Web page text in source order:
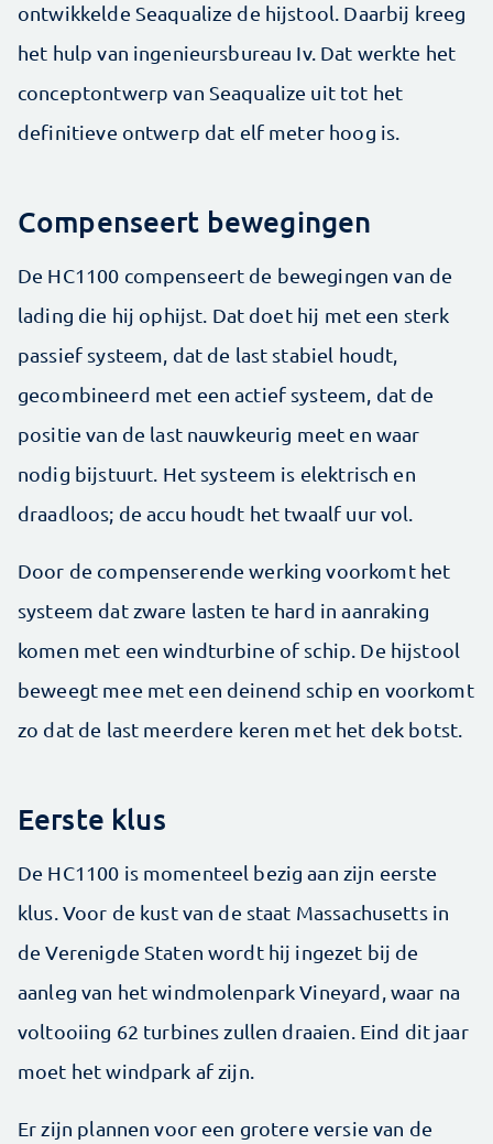
ontwikkelde Seaqualize de hijstool. Daarbij kreeg
het hulp van ingenieursbureau Iv. Dat werkte het
concept­ontwerp van Seaqualize uit tot het
definitieve ontwerp dat elf meter hoog is.
Compenseert bewegingen
De HC1100 compenseert de bewegingen van de
lading die hij ophijst. Dat doet hij met een sterk
passief systeem, dat de last stabiel houdt,
gecombineerd met een actief systeem, dat de
positie van de last nauwkeurig meet en waar
nodig bijstuurt. Het systeem is elektrisch en
draadloos; de accu houdt het twaalf uur vol.
Door de compenserende werking voorkomt het
systeem dat zware lasten te hard in aanraking
komen met een windturbine of schip. De hijstool
beweegt mee met een deinend schip en voorkomt
zo dat de last meerdere keren met het dek botst.
Eerste klus
De HC1100 is momenteel bezig aan zijn eerste
klus. Voor de kust van de staat Massa­chusetts in
de Verenigde Staten wordt hij ingezet bij de
aanleg van het windmolenpark Vineyard, waar na
voltooiing 62 turbines zullen draaien. Eind dit jaar
moet het windpark af zijn.
Er zijn plannen voor een grotere versie van de